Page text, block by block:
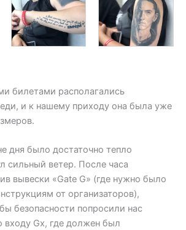
билетами располагались
и к нашему приходу она была уже
дня было достаточно тепло
сильный ветер. После часа
вывески «Gate G» (где нужно было
от организаторов),
безопасности попросили нас
входу Gx, где должен был